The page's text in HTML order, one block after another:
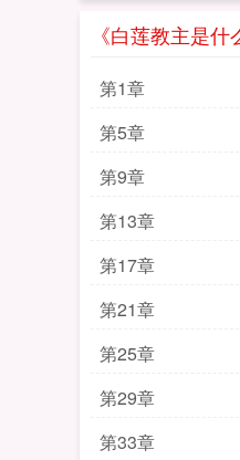
《白莲教主是
第1章
第5章
第9章
第13章
第17章
第21章
第25章
第29章
第33章